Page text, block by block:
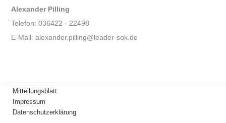
Alexander Pilling
Telefon: 036422 - 22498
E-Mail: alexander.pilling@leader-sok.de
Mitteilungsblatt
Impressum
Datenschutzerklärung